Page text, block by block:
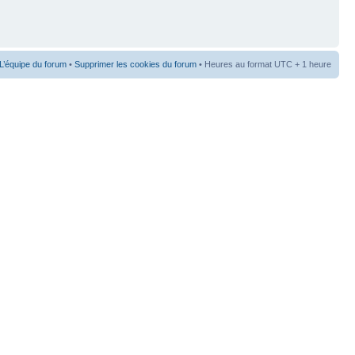
L’équipe du forum • Supprimer les cookies du forum • Heures au format UTC + 1 heure